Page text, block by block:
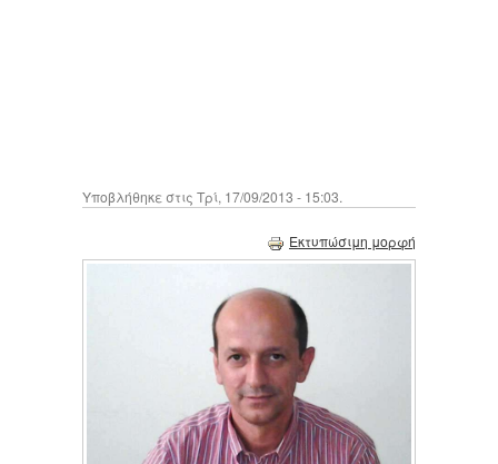
Υποβλήθηκε στις Τρί, 17/09/2013 - 15:03.
Εκτυπώσιμη μορφή